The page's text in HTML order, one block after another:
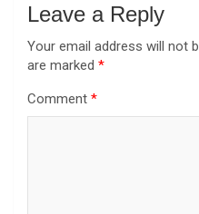
Leave a Reply
Your email address will not
are marked *
Comment *